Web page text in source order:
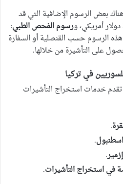
بعض الرسوم الإضافية التي قد
رسوم الفحص الطبي:
هذه الرسوم حسب القنصلية أو السفارة
على التأشيرة من خلالها.
في تركيا
خدمات استخراج التأشيرات
.
.
.
استخراج التأشيرات.